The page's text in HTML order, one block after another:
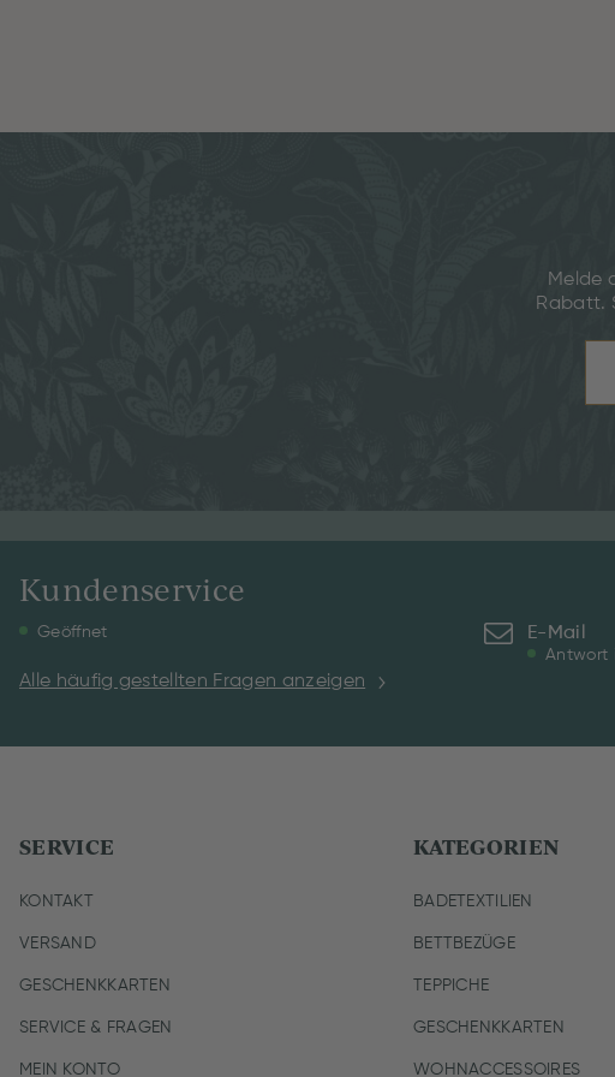
Melde
Rabatt.
Kundenservice
Geöffnet
Alle häufig gestellten Fragen anzeigen
E-Mail
Antwort
SERVICE
KONTAKT
VERSAND
GESCHENKKARTEN
SERVICE & FRAGEN
MEIN KONTO
KATEGORIEN
BADETEXTILIEN
BETTBEZÜGE
TEPPICHE
GESCHENKKARTEN
WOHNACCESSOIRES